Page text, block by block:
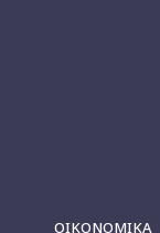
ΟΙΚΟΝΟΜΙΚΆ